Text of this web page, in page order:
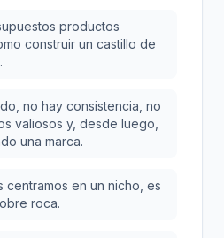
productos
construir un castillo de
no hay consistencia, no
valiosos y, desde luego,
una marca.
centramos en un nicho, es
roca.